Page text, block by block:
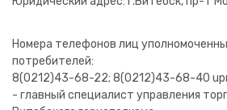
Номера телефонов лиц
потребителей:
8(0212)43-68-22; 8(0212)43-68-40
- главный специалист управления